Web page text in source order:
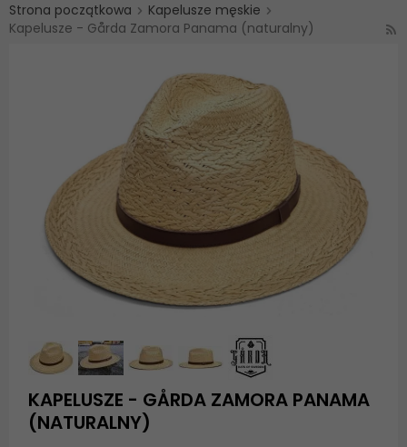
Strona początkowa
Kapelusze męskie
Kapelusze - Gårda Zamora Panama (naturalny)
KAPELUSZE - GÅRDA ZAMORA PANAMA
(NATURALNY)